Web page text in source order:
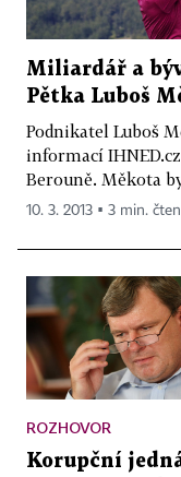
Miliardář a
Pětka Luboš
Podnikatel Luboš
informací
Berouně. Měkota
10. 3. 2013 ▪ 3 min.
ROZHOVOR
Korupční